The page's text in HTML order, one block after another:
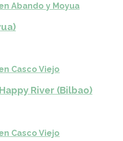
Abando y Moyua
Casco Viejo
River (Bilbao)
Casco Viejo